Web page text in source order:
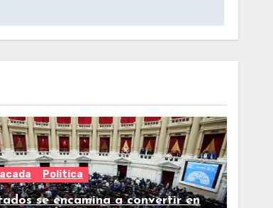
Politica
se encamina a convertir en